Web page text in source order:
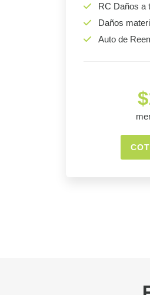
RC Daños a
Daños
Auto de